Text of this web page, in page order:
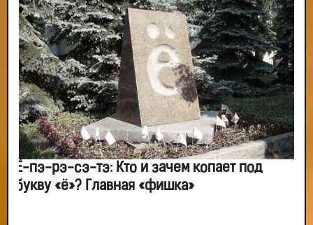
Ё-пэ-рэ-сэ-тэ: Кто и зачем копает под
букву «ё»? Главная «фишка»